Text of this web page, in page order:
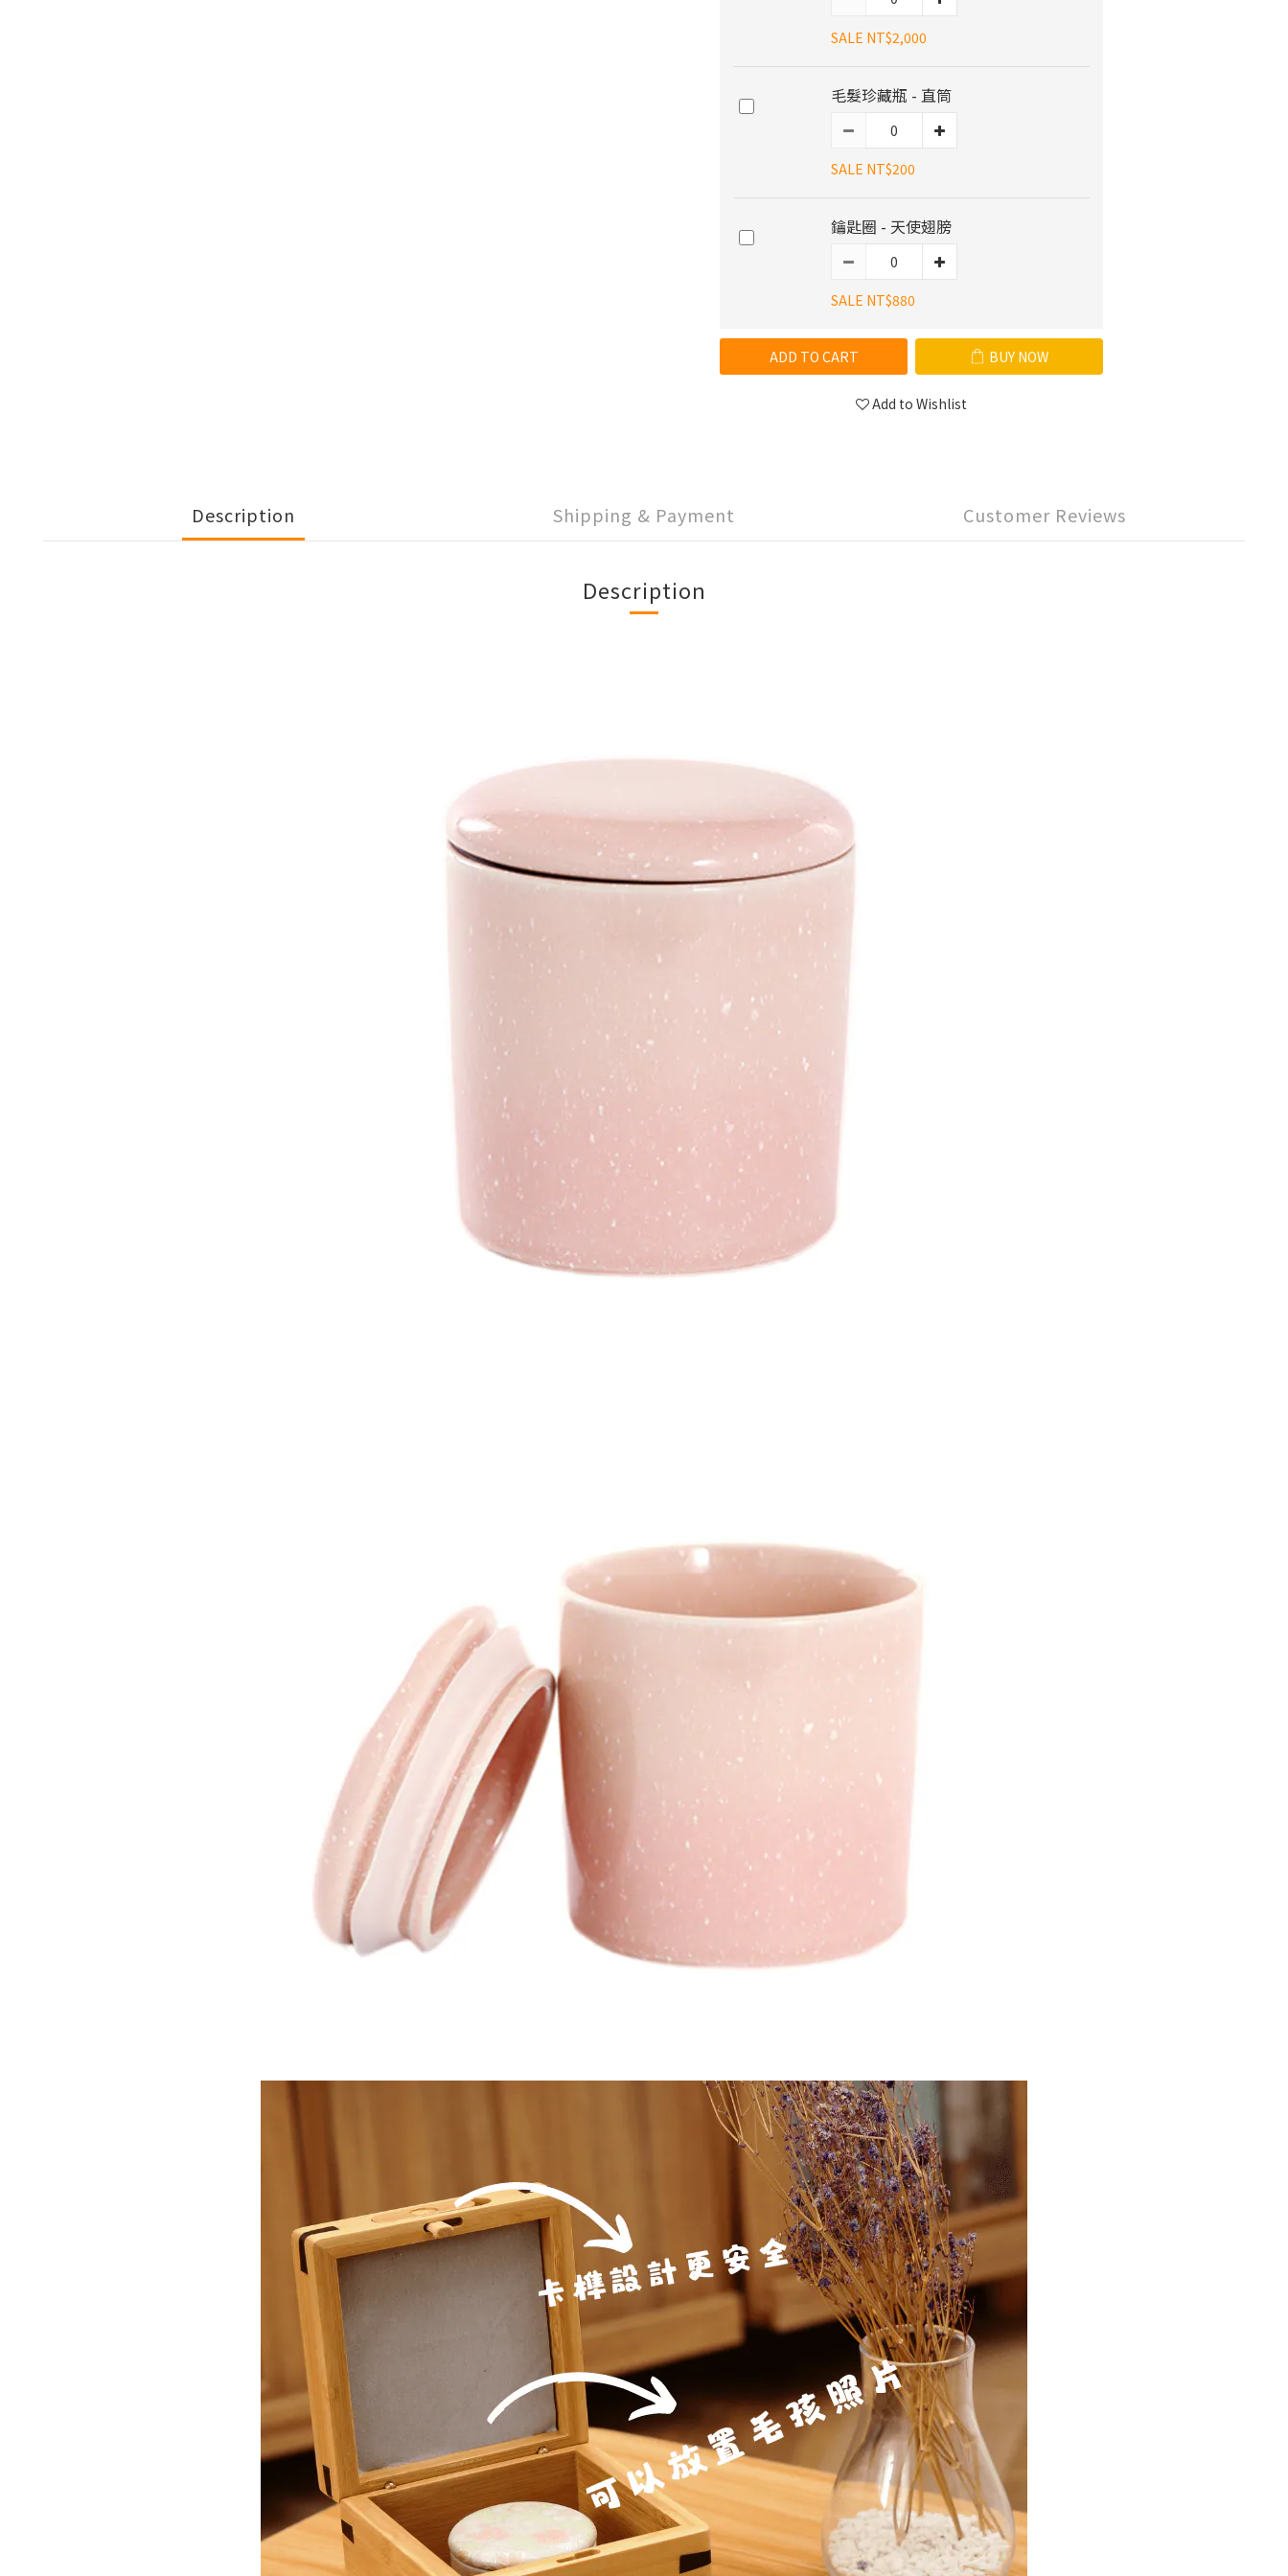
SALE NT$2,000
毛髮珍藏瓶 - 直筒
SALE NT$200
鑰匙圈 - 天使翅膀
SALE NT$880
ADD TO CART BUY NOW
Add to Wishlist
Description Shipping & Payment Customer Reviews
Description